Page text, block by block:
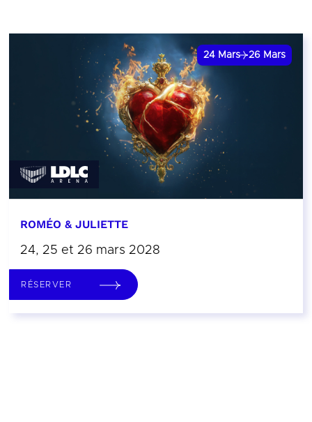
24 Mars 26 Mars
ROMÉO & JULIETTE
24, 25 et 26 mars 2028
RÉSERVER